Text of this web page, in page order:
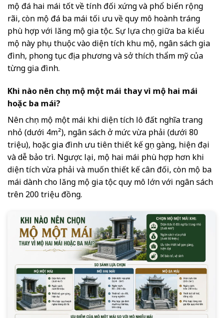
mộ đá hai mái tốt về tính đối xứng và phổ biến rộng
rãi, còn mộ đá ba mái tối ưu về quy mô hoành tráng
phù hợp với lăng mộ gia tộc. Sự lựa chọn giữa ba kiểu
mộ này phụ thuộc vào diện tích khu mộ, ngân sách gia
đình, phong tục địa phương và sở thích thẩm mỹ của
từng gia đình.
Khi nào nên chọn mộ một mái thay vì mộ hai mái
hoặc ba mái?
Nên chọn mộ một mái khi diện tích lô đất nghĩa trang
nhỏ (dưới 4m²), ngân sách ở mức vừa phải (dưới 80
triệu), hoặc gia đình ưu tiên thiết kế gọn gàng, hiện đại
và dễ bảo trì. Ngược lại, mộ hai mái phù hợp hơn khi
diện tích vừa phải và muốn thiết kế cân đối, còn mộ ba
mái dành cho lăng mộ gia tộc quy mô lớn với ngân sách
trên 200 triệu đồng.